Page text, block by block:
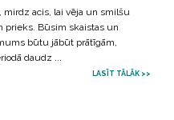
mirdz acis, lai vēja un smilšu
prieks. Būsim skaistas un
būtu jābūt prātīgām,
daudz ...
LASĪT TĀLĀK >>